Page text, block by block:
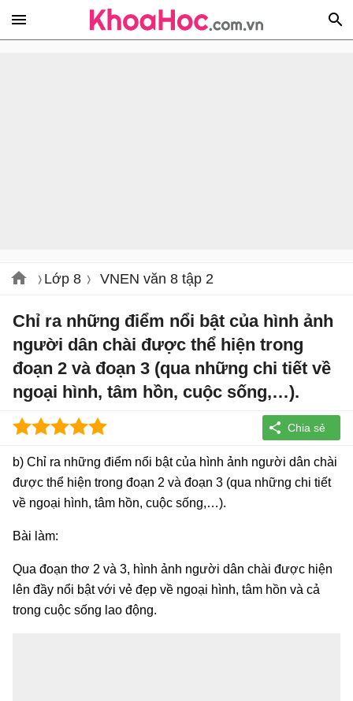
Lớp 8 VNEN văn 8 tập 2
Chỉ ra những điểm nổi bật của hình ảnh
người dân chài được thể hiện trong
đoạn 2 và đoạn 3 (qua những chi tiết về
ngoại hình, tâm hồn, cuộc sống,…).
b) Chỉ ra những điểm nổi bật của hình ảnh người dân chài
được thể hiện trong đoạn 2 và đoạn 3 (qua những chi tiết
về ngoại hình, tâm hồn, cuộc sống,…).
Bài làm:
Qua đoạn thơ 2 và 3, hình ảnh người dân chài được hiện
lên đầy nổi bật với vẻ đẹp về ngoại hình, tâm hồn và cả
trong cuộc sống lao động.